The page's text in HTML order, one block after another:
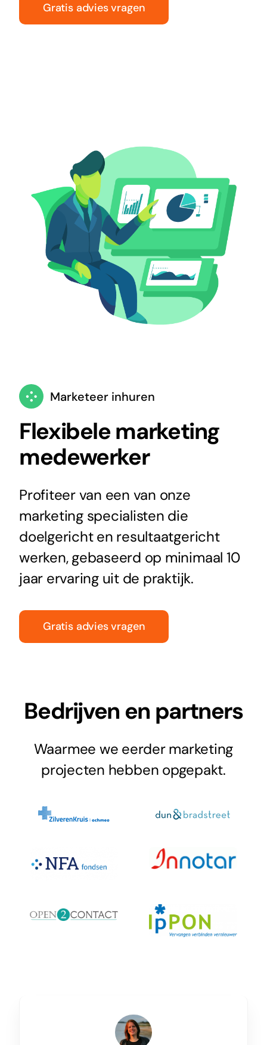
Gratis advies vragen
Marketeer inhuren
Flexibele marketing
medewerker
Profiteer van een van onze
marketing specialisten die
doelgericht en resultaatgericht
werken, gebaseerd op minimaal 10
jaar ervaring uit de praktijk.
Gratis advies vragen
Bedrijven en partners
Waarmee we eerder marketing
projecten hebben opgepakt.